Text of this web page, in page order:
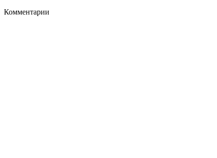
Комментарии